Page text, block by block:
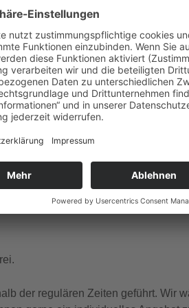
Kalender
Dienstag, Donnerstag,
französischer Sprache.
der regulären Zeiten geführt. Wir